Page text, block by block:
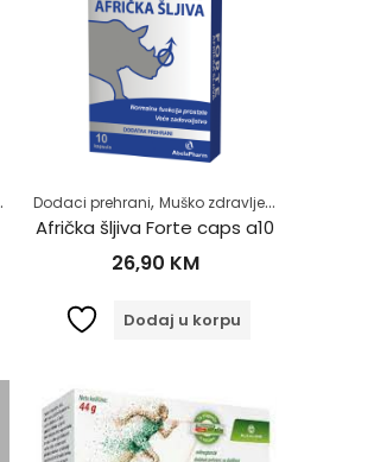
Zdrav život
Dodaci prehrani, Muško zdravlje,Razno
Afrička šljiva Forte caps a10
26,90 KM
Dodaj u korpu